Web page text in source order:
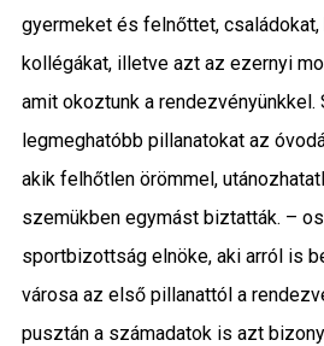
gyermeket és felnőttet, családokat,
kollégákat, illetve azt az ezernyi
amit okoztunk a rendezvényünkkel.
legmeghatóbb pillanatokat az
akik felhőtlen örömmel,
szemükben egymást biztatták. –
sportbizottság elnöke, aki arról is
városa az első pillanattól a
pusztán a számadatok is azt